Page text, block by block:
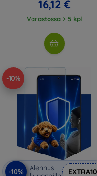
16,12 €
Varastossa > 5 kpl
-10%
-10%
Alennus
EXTRA10